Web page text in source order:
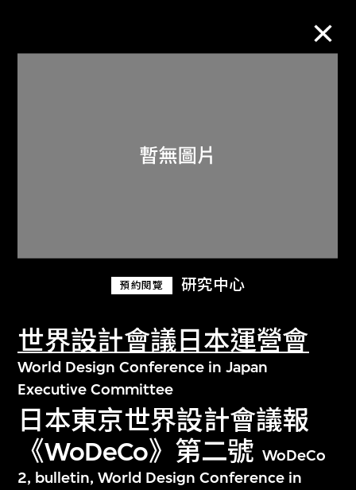
預約閱覽 研究中心
世界設計會議日本運營會
World Design Conference in Japan
Executive Committee
日本東京世界設計會議報
《WoDeCo》第二號 WoDeCo
2, bulletin, World Design Conference in
關於M+藏品
探索世界頂級的二十及二十一世紀視覺
文化藏品。